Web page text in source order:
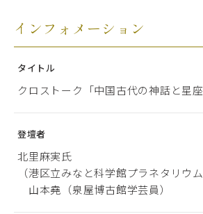
インフォメーション
タイトル
クロストーク「中国古代の神話と星座
登壇者
北里麻実氏
（港区立みなと科学館プラネタリウム
山本堯（泉屋博古館学芸員）